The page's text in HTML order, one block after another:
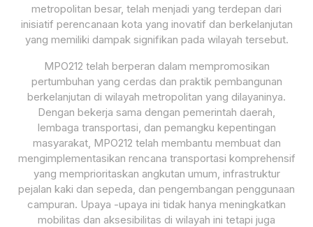
metropolitan besar, telah menjadi yang terdepan dari
inisiatif perencanaan kota yang inovatif dan berkelanjutan
yang memiliki dampak signifikan pada wilayah tersebut.
MPO212 telah berperan dalam mempromosikan
pertumbuhan yang cerdas dan praktik pembangunan
berkelanjutan di wilayah metropolitan yang dilayaninya.
Dengan bekerja sama dengan pemerintah daerah,
lembaga transportasi, dan pemangku kepentingan
masyarakat, MPO212 telah membantu membuat dan
mengimplementasikan rencana transportasi komprehensif
yang memprioritaskan angkutan umum, infrastruktur
pejalan kaki dan sepeda, dan pengembangan penggunaan
campuran. Upaya -upaya ini tidak hanya meningkatkan
mobilitas dan aksesibilitas di wilayah ini tetapi juga